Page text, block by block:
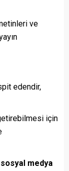
ve
edendir,
için
sosyal medya